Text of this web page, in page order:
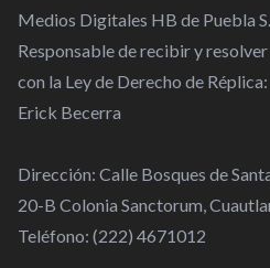
Medios Digitales HB de Puebla
Responsable de recibir y
con la Ley de Derecho de Réplica:
Erick Becerra
Dirección: Calle Bosques de
20-B Colonia Sanctorum,
Teléfono: (222) 4671012